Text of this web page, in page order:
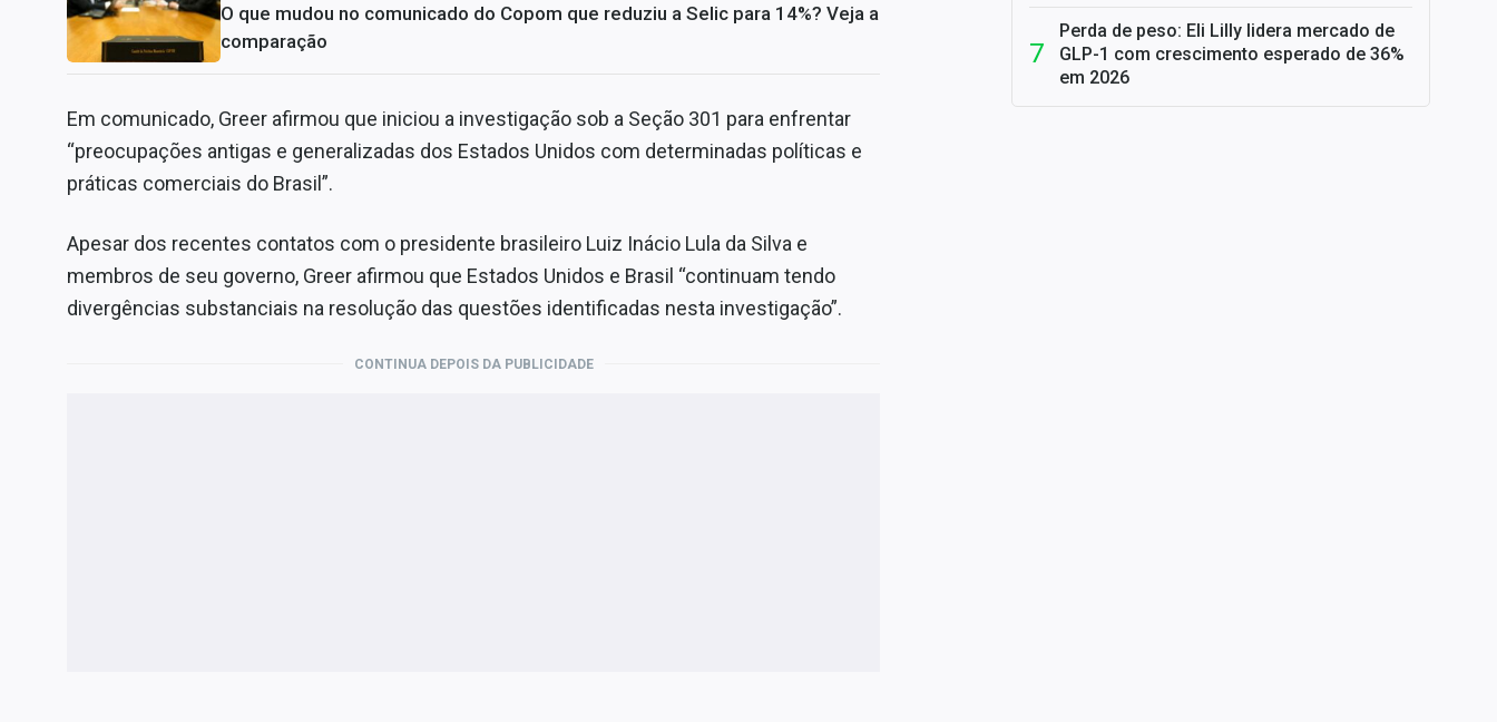
O que mudou no comunicado do Copom que reduziu a Selic para 14%? Veja a
comparação
Em comunicado, Greer afirmou que iniciou a investigação sob a Seção 301 para enfrentar
“preocupações antigas e generalizadas dos Estados Unidos com determinadas políticas e
práticas comerciais do Brasil”.
Apesar dos recentes contatos com o presidente brasileiro Luiz Inácio Lula da Silva e
membros de seu governo, Greer afirmou que Estados Unidos e Brasil “continuam tendo
divergências substanciais na resolução das questões identificadas nesta investigação”.
CONTINUA DEPOIS DA PUBLICIDADE
Perda de peso: Eli Lilly lidera mercado de
GLP-1 com crescimento esperado de 36%
em 2026